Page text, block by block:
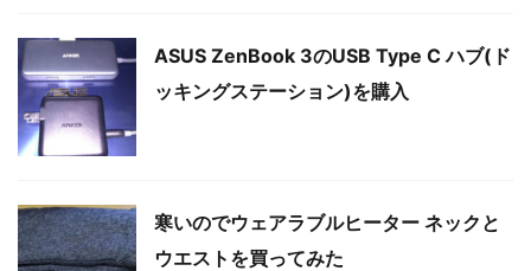
ASUS ZenBook 3のUSB Type C ハブ(ド
ッキングステーション)を購入
寒いのでウェアラブルヒーター ネックと
ウエストを買ってみた